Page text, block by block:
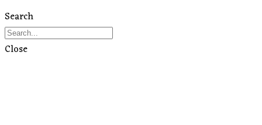
Search
Close